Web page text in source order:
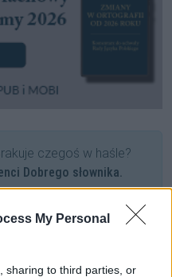
My Personal
sharing to third parties, or
czegoś w haśle?
Dobrego słownika.